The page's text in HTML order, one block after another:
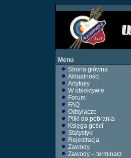
Menu
Strona główna
Aktualności
Artykuły
W obiektywie
Forum
FAQ
Odsyłacze
Pliki do pobrania
Księga gości
Statystyki
Rejestracja
Zawody
Zawody – terminarz